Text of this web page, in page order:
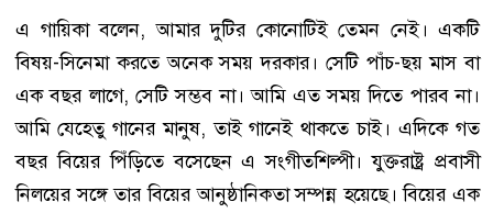
এ গায়িকা বলেন, আমার দুটির কোনোটিই তেমন নেই। একটি
বিষয়-সিনেমা করতে অনেক সময় দরকার। সেটি পাঁচ-ছয় মাস বা
এক বছর লাগে, সেটি সম্ভব না। আমি এত সময় দিতে পারব না।
আমি যেহেতু গানের মানুষ, তাই গানেই থাকতে চাই। এদিকে গত
বছর বিয়ের পিঁড়িতে বসেছেন এ সংগীতশিল্পী। যুক্তরাষ্ট্র প্রবাসী
নিলয়ের সঙ্গে তার বিয়ের আনুষ্ঠানিকতা সম্পন্ন হয়েছে। বিয়ের এক